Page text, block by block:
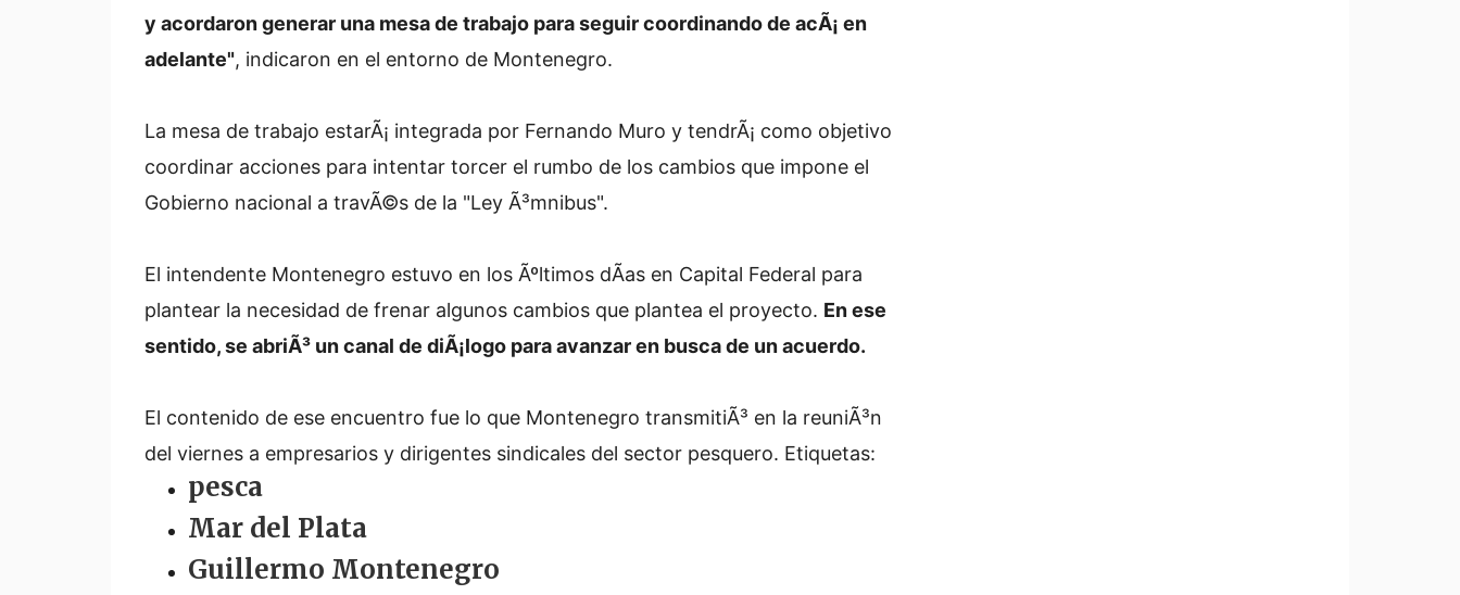
y acordaron generar una mesa de trabajo para seguir coordinando de acÃ¡ en
adelante", indicaron en el entorno de Montenegro.
La mesa de trabajo estarÃ¡ integrada por Fernando Muro y tendrÃ¡ como objetivo
coordinar acciones para intentar torcer el rumbo de los cambios que impone el
Gobierno nacional a travÃ©s de la "Ley Ã³mnibus".
El intendente Montenegro estuvo en los Ãºltimos dÃ­as en Capital Federal para
plantear la necesidad de frenar algunos cambios que plantea el proyecto. En ese
sentido, se abriÃ³ un canal de diÃ¡logo para avanzar en busca de un acuerdo.
El contenido de ese encuentro fue lo que Montenegro transmitiÃ³ en la reuniÃ³n
del viernes a empresarios y dirigentes sindicales del sector pesquero. Etiquetas:
pesca
Mar del Plata
Guillermo Montenegro